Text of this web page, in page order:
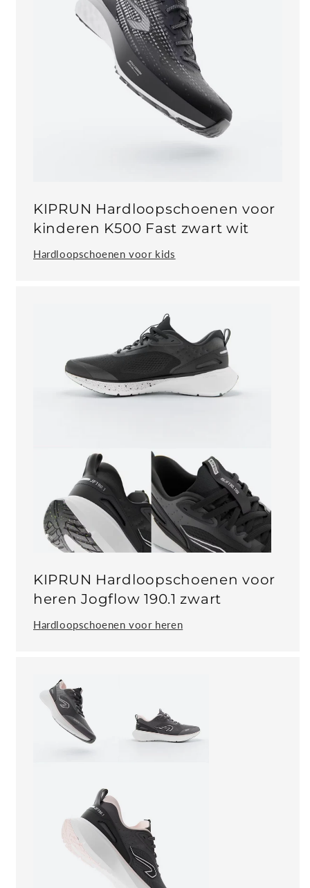
KIPRUN Hardloopschoenen voor
kinderen K500 Fast zwart wit
Hardloopschoenen voor kids
KIPRUN Hardloopschoenen voor
heren Jogflow 190.1 zwart
Hardloopschoenen voor heren